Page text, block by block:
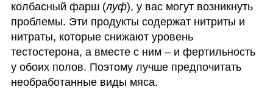
колбасный фарш (луф), у вас могут возникнуть
проблемы. Эти продукты содержат нитриты и
нитраты, которые снижают уровень
тестостерона, а вместе с ним – и фертильность
у обоих полов. Поэтому лучше предпочитать
необработанные виды мяса.